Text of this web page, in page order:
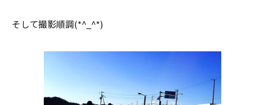
そして撮影順調(*^_^*)